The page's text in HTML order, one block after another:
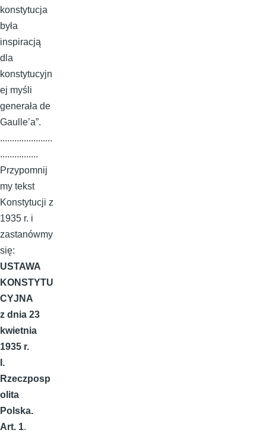
konstytucja
była
inspiracją
dla
konstytucyjn
ej myśli
generała de
Gaulle’a”.
......................
................
Przypomnij
my tekst
Konstytucji z
1935 r. i
zastanówmy
się:
USTAWA
KONSTYTU
CYJNA
z dnia 23
kwietnia
1935 r.
I.
Rzeczposp
olita
Polska.
Art. 1.